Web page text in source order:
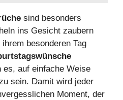
sind besonders
ins Gesicht zaubern
besonderen Tag
es, auf einfache Weise
sein. Damit wird jeder
Moment, der